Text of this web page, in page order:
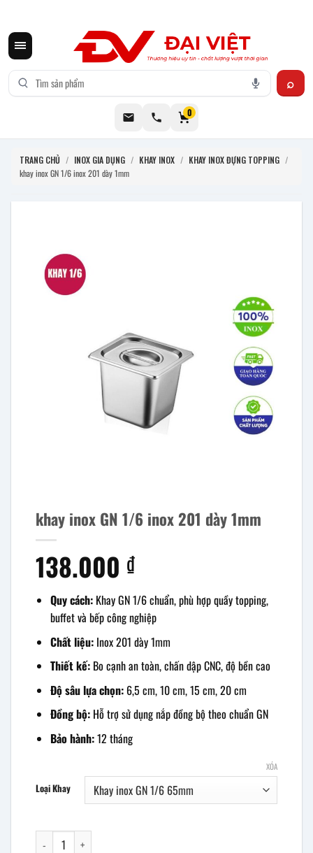
0
TRANG CHỦ / INOX GIA DỤNG / KHAY INOX / KHAY INOX ĐỰNG TOPPING /
khay inox GN 1/6 inox 201 dày 1mm
khay inox GN 1/6 inox 201 dày 1mm
138.000 ₫
Quy cách:Khay GN 1/6 chuẩn, phù hợp quầy topping,
buffet và bếp công nghiệp
Chất liệu:Inox 201 dày 1mm
Thiết kế:Bo cạnh an toàn, chấn dập CNC, độ bền cao
Độ sâu lựa chọn:6,5 cm, 10 cm, 15 cm, 20 cm
Đồng bộ:Hỗ trợ sử dụng nắp đồng bộ theo chuẩn GN
Bảo hành:12 tháng
Loại Khay
XÓA
khay inox GN 1/6 inox 201 dày 1mm số lượng